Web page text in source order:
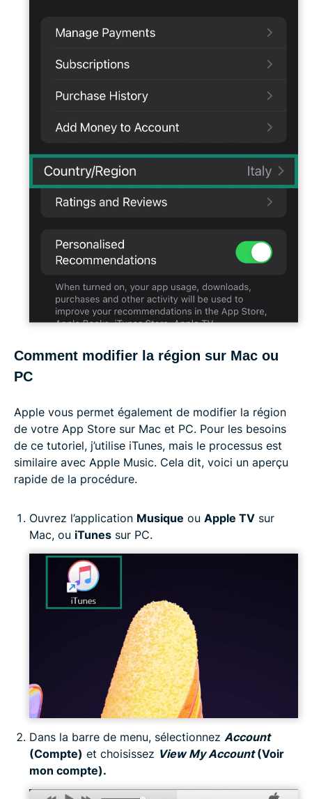
Comment modifier la région sur Mac ou
PC
Apple vous permet également de modifier la région
de votre App Store sur Mac et PC. Pour les besoins
de ce tutoriel, j’utilise iTunes, mais le processus est
similaire avec Apple Music. Cela dit, voici un aperçu
rapide de la procédure.
Ouvrez l’application Musique ou Apple TV sur
Mac, ou iTunes sur PC.
Dans la barre de menu, sélectionnez Account
(Compte) et choisissez View My Account(Voir
mon compte).